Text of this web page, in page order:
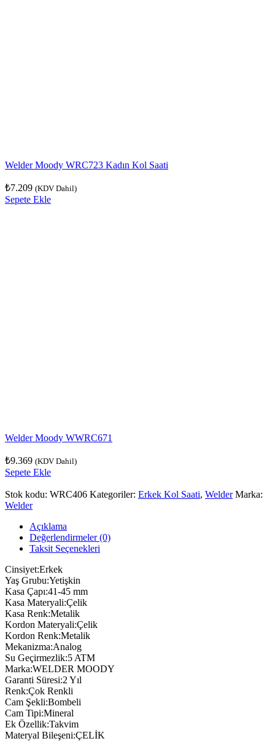
Welder Moody WRC723 Kadın Kol Saati
₺7.209 (KDV Dahil)
Sepete Ekle
Welder Moody WWRC671
₺9.369 (KDV Dahil)
Sepete Ekle
Stok kodu: WRC406 Kategoriler: Erkek Kol Saati, Welder Marka:
Welder
Açıklama
Değerlendirmeler (0)
Taksit Seçenekleri
Cinsiyet:Erkek
Yaş Grubu:Yetişkin
Kasa Çapı:41-45 mm
Kasa Materyali:Çelik
Kasa Renk:Metalik
Kordon Materyali:Çelik
Kordon Renk:Metalik
Mekanizma:Analog
Su Geçirmezlik:5 ATM
Marka:WELDER MOODY
Garanti Süresi:2 Yıl
Renk:Çok Renkli
Cam Şekli:Bombeli
Cam Tipi:Mineral
Ek Özellik:Takvim
Materyal Bileşeni:ÇELİK